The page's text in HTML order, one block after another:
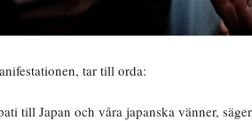
tar till orda:
till Japan och våra japanska vänner,